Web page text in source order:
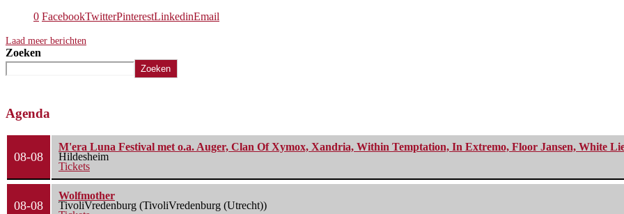
0 FacebookTwitterPinterestLinkedinEmail
Laad meer berichten
Zoeken
Zoeken
Agenda
08-08
M'era Luna Festival met o.a. Auger, Clan Of Xymox, Xandria, Within Temptation, In Extremo, Floor Jansen, White
Hildesheim
Tickets
08-08
Wolfmother
TivoliVredenburg (TivoliVredenburg (Utrecht))